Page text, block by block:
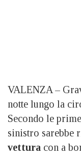
VALENZA –
notte lungo la
Secondo le
sinistro sarebbe
vettura con a